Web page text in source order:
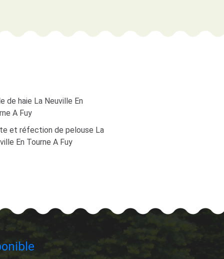
de haie La Neuville En
A Fuy
et réfection de pelouse La
En Tourne A Fuy